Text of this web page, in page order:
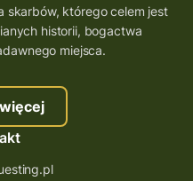
skarbów, którego celem jest
historii, bogactwa
miejsca.